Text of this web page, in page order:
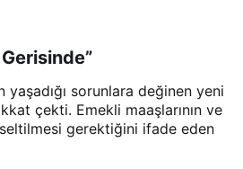
yaşadığı sorunlara değinen yeni
çekti. Emekli maaşlarının ve
gerektiğini ifade eden